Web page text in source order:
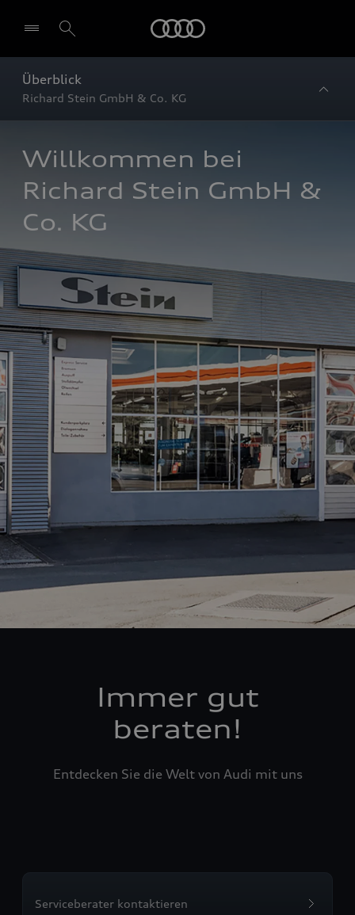
Überblick
Richard Stein GmbH & Co. KG
Willkommen bei
Richard Stein GmbH &
Co. KG
Immer gut
beraten!
Entdecken Sie die Welt von Audi mit uns
Serviceberater kontaktieren